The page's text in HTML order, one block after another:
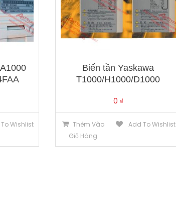
Wishlist
Biến tần Yaskawa
T1000/H1000/D1000
0 ₫
Thêm Vào
Giỏ Hàng
Add To Wishlist